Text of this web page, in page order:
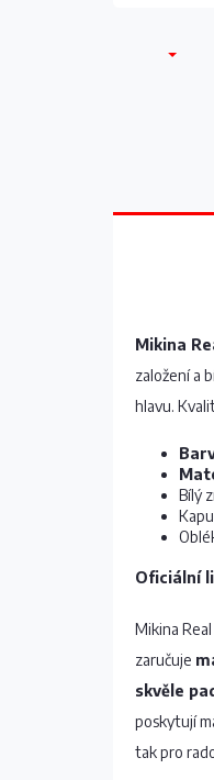
Mikina
založení a
hlavu.
Bílý
Oficiální
Mikina
zaručuje
skvěle
poskytují
tak pro